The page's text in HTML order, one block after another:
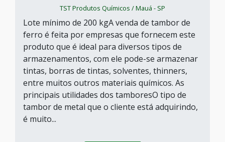
TST Produtos Químicos / Mauá - SP
Lote mínimo de 200 kgA venda de tambor de
ferro é feita por empresas que fornecem este
produto que é ideal para diversos tipos de
armazenamentos, com ele pode-se armazenar
tintas, borras de tintas, solventes, thinners,
entre muitos outros materiais químicos. As
principais utilidades dos tamboresO tipo de
tambor de metal que o cliente está adquirindo,
é muito...